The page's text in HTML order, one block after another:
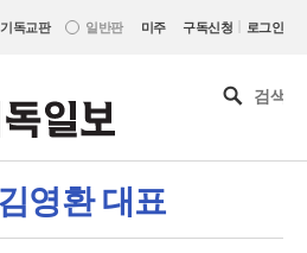
기독교판 일반판 미주 구독신청 | 로그인
영환 대표